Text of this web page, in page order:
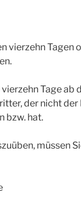
vierzehn Tagen
Tage ab
der nicht
bzw. hat.
müssen